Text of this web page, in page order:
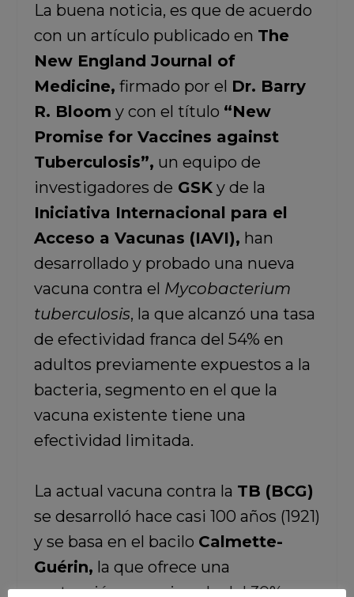
La buena noticia, es que de acuerdo
con un artículo publicado en The
New England Journal of
Medicine, firmado por el Dr. Barry
R. Bloom y con el título “New
Promise for Vaccines against
Tuberculosis”, un equipo de
investigadores de GSKy de la
Iniciativa Internacional para el
Acceso a Vacunas (IAVI), han
desarrollado y probado una nueva
vacuna contra el Mycobacterium
tuberculosis, la que alcanzó una tasa
de efectividad franca del 54% en
adultos previamente expuestos a la
bacteria, segmento en el que la
vacuna existente tiene una
efectividad limitada.
La actual vacuna contra la TB (BCG)
se desarrolló hace casi 100 años (1921)
y se basa en el bacilo Calmette-
Guérin, la que ofrece una
protección aproximada del 30%.